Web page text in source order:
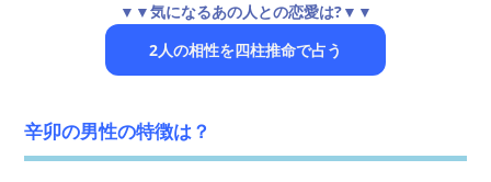
▼▼気になるあの人との恋愛は?▼▼
2人の相性を四柱推命で占う
辛卯の男性の特徴は？